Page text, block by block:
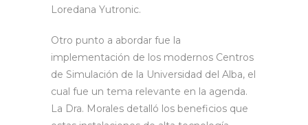
Loredana Yutronic.
Otro punto a abordar fue la
implementación de los modernos Centros
de Simulación de la Universidad del Alba, el
cual fue un tema relevante en la agenda.
La Dra. Morales detalló los beneficios que